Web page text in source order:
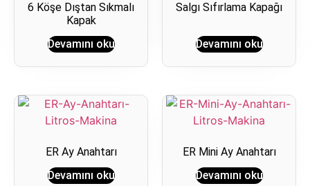
6 Köşe Dıştan Sıkmalı
Kapak
Devamını oku
Salgı Sıfırlama Kapağı
Devamını oku
ER Ay Anahtarı
Devamını oku
ER Mini Ay Anahtarı
Devamını oku